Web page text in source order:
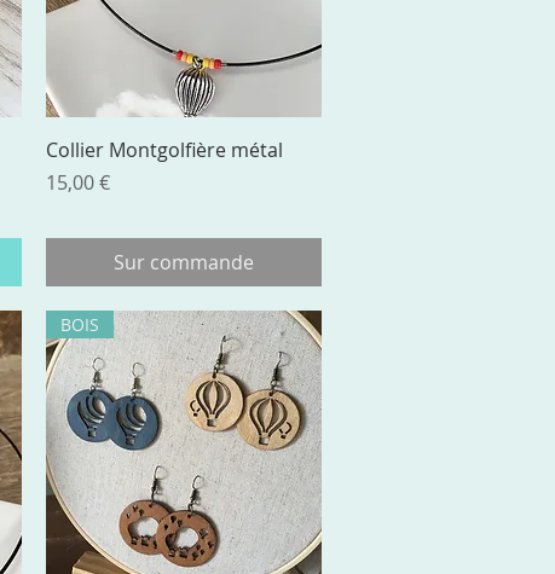
Aperçu rapide
Collier Montgolfière métal
Prix
15,00 €
Sur commande
BOIS